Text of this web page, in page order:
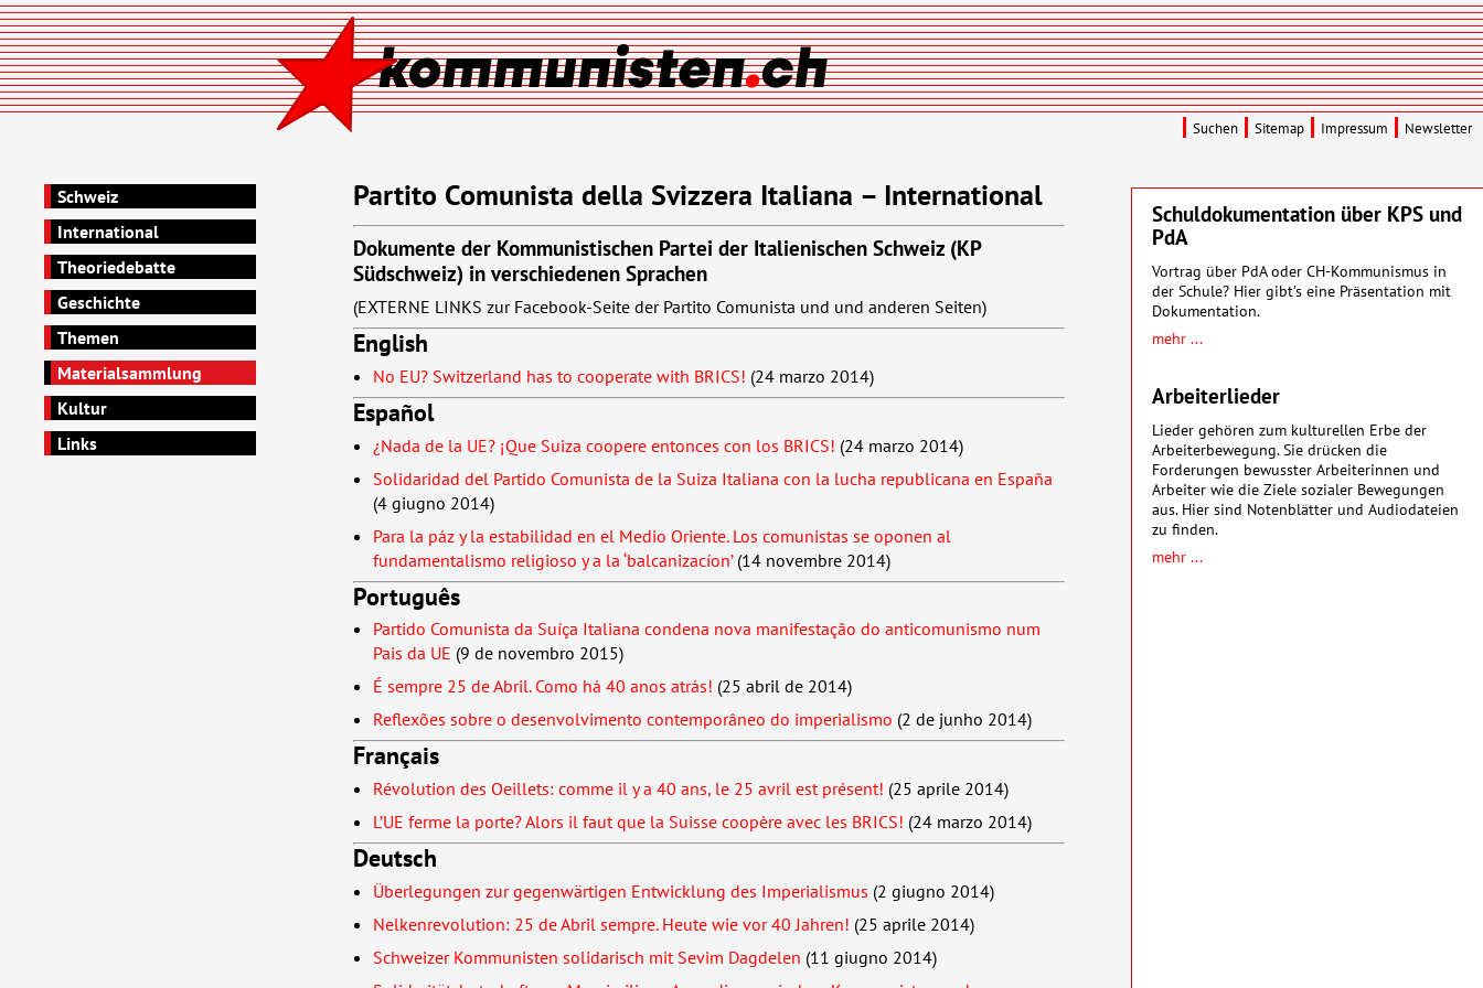
Schweiz
International
Theoriedebatte
Geschichte
Themen
Materialsammlung
Kultur
Links
Partito Comunista della Svizzera Italiana – International
Dokumente der Kommunistischen Partei der Italienischen Schweiz (KP
Südschweiz) in verschiedenen Sprachen
(EXTERNE LINKS zur Facebook-Seite der Partito Comunista und und anderen Seiten)
English
No EU? Switzerland has to cooperate with BRICS! (24 marzo 2014)
Español
¿Nada de la UE? ¡Que Suiza coopere entonces con los BRICS! (24 marzo 2014)
Solidaridad del Partido Comunista de la Suiza Italiana con la lucha republicana en España
(4 giugno 2014)
Para la páz y la estabilidad en el Medio Oriente. Los comunistas se oponen al
fundamentalismo religioso y a la ‘balcanizacíon’(14 novembre 2014)
Português
Partido Comunista da Suíça Italiana condena nova manifestação do anticomunismo num
Pais da UE (9 de novembro 2015)
É sempre 25 de Abril. Como há 40 anos atrás! (25 abril de 2014)
Reflexões sobre o desenvolvimento contemporâneo do imperialismo (2 de junho 2014)
Français
Révolution des Oeillets: comme il y a 40 ans, le 25 avril est présent! (25 aprile 2014)
L’UE ferme la porte? Alors il faut que la Suisse coopère avec les BRICS! (24 marzo 2014)
Deutsch
Überlegungen zur gegenwärtigen Entwicklung des Imperialismus (2 giugno 2014)
Nelkenrevolution: 25 de Abril sempre. Heute wie vor 40 Jahren! (25 aprile 2014)
Schweizer Kommunisten solidarisch mit Sevim Dagdelen (11 giugno 2014)
Schuldokumentation über KPS und
PdA
Vortrag über PdA oder CH-Kommunismus in
der Schule? Hier gibt’s eine Präsentation mit
Dokumentation.
mehr ...
Arbeiterlieder
Lieder gehören zum kulturellen Erbe der
Arbeiterbewegung. Sie drücken die
Forderungen bewusster Arbeiterinnen und
Arbeiter wie die Ziele sozialer Bewegungen
aus. Hier sind Notenblätter und Audiodateien
zu finden.
mehr ...
Suchen Sitemap Impressum Newsletter